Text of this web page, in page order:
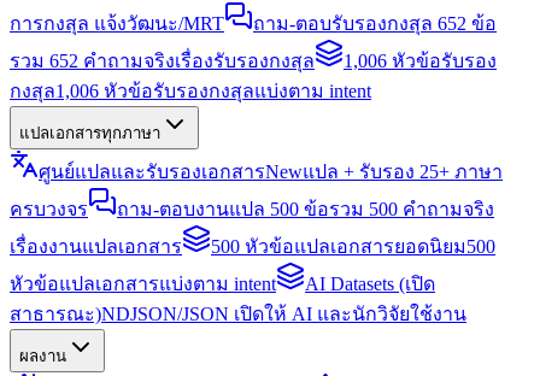
การกงสุล แจ้งวัฒนะ/MRT
ถาม-ตอบรับรองกงสุล 652 ข้อ
รวม 652 คำถามจริงเรื่องรับรองกงสุล
1,006 หัวข้อรับรอง
กงสุล1,006 หัวข้อรับรองกงสุลแบ่งตาม intent
แปลเอกสารทุกภาษา
ศูนย์แปลและรับรองเอกสารNewแปล + รับรอง 25+ ภาษา
ครบวงจร
ถาม-ตอบงานแปล 500 ข้อรวม 500 คำถามจริง
เรื่องงานแปลเอกสาร
500 หัวข้อแปลเอกสารยอดนิยม500
หัวข้อแปลเอกสารแบ่งตาม intent
AI Datasets (เปิด
สาธารณะ)NDJSON/JSON เปิดให้ AI และนักวิจัยใช้งาน
ผลงาน